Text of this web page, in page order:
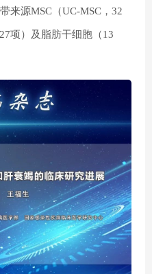
来源MSC（UC-MSC，32
项）及脂肪干细胞（13